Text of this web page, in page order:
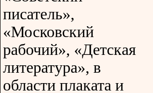
писатель»,
«Московский
рабочий», «Детская
литература», в
области плаката и